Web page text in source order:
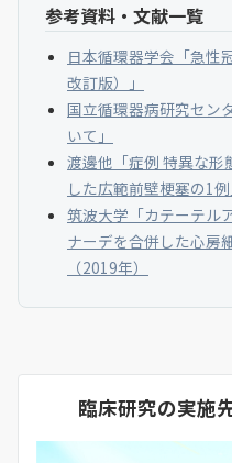
参考資料・文献一覧
日本循環器学会「急性
改訂版）」
国立循環器病研究セン
いて」
渡邊他「症例 特異な形
した広範前壁梗塞の1例
筑波大学「カテーテル
ナーデを合併した心房
（2019年）
臨床研究の実施